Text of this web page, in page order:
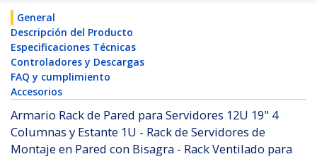
General
Descripción del Producto
Especificaciones Técnicas
Controladores y Descargas
FAQ y cumplimiento
Accesorios
Armario Rack de Pared para Servidores 12U 19" 4
Columnas y Estante 1U - Rack de Servidores de
Montaje en Pared con Bisagra - Rack Ventilado para